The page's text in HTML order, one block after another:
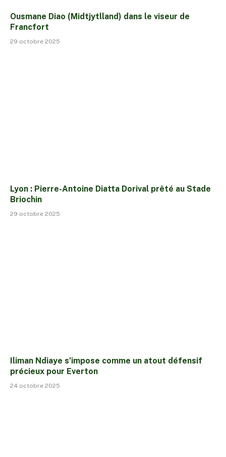
Ousmane Diao (Midtjytlland) dans le viseur de
Francfort
29 octobre 2025
Lyon : Pierre-Antoine Diatta Dorival prêté au Stade
Briochin
29 octobre 2025
Iliman Ndiaye s’impose comme un atout défensif
précieux pour Everton
24 octobre 2025